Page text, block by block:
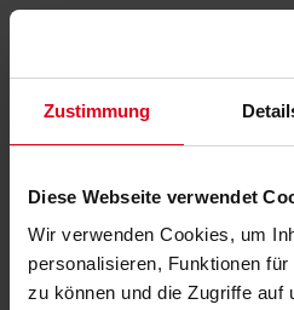
Zustimmung
Diese Webseite verwendet
Wir verwenden Cookies, um
personalisieren, Funktionen
zu können und die Zugriffe auf